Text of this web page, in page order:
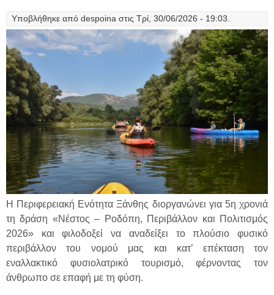
Υποβλήθηκε από despoina στις Τρί, 30/06/2026 - 19:03.
Η Περιφερειακή Ενότητα Ξάνθης διοργανώνει για 5η χρονιά
τη δράση «Νέστος – Ροδόπη, Περιβάλλον και Πολιτισμός
2026» και φιλοδοξεί να αναδείξει το πλούσιο φυσικό
περιβάλλον του νομού μας και κατ’ επέκταση τον
εναλλακτικό φυσιολατρικό τουρισμό, φέρνοντας τον
άνθρωπο σε επαφή με τη φύση.